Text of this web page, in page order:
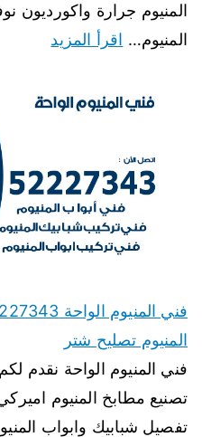
المنيوم جرارة واكورديون
المنيوم… اقرأ المزيد
المنيوم تصليح شتر
فني المنيوم الواحة نقدم
تصنيع مطابخ المنيوم
تفصيل شبابيك وابواب